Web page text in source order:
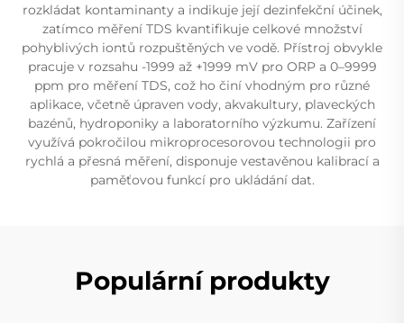
rozkládat kontaminanty a indikuje její dezinfekční účinek,
zatímco měření TDS kvantifikuje celkové množství
pohyblivých iontů rozpuštěných ve vodě. Přístroj obvykle
pracuje v rozsahu -1999 až +1999 mV pro ORP a 0–9999
ppm pro měření TDS, což ho činí vhodným pro různé
aplikace, včetně úpraven vody, akvakultury, plaveckých
bazénů, hydroponiky a laboratorního výzkumu. Zařízení
využívá pokročilou mikroprocesorovou technologii pro
rychlá a přesná měření, disponuje vestavěnou kalibrací a
paměťovou funkcí pro ukládání dat.
Populární produkty